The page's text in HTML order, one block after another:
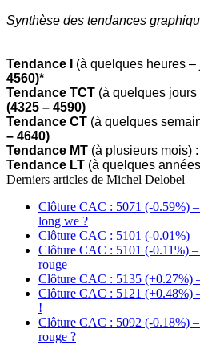
Synthèse des tendances
Tendance I (à quelques heures –
4560)*
Tendance TCT (à quelques jours
(4325 – 4590)
Tendance CT (à quelques
– 4640)
Tendance MT (à plusieurs mois) :
Tendance LT (à quelques
Derniers articles de Michel Delobel
Clôture CAC : 5071 (-0.59%) –
long we ?
Clôture CAC : 5101 (-0.01%)
Clôture CAC : 5101 (-0.11%)
rouge
Clôture CAC : 5135 (+0.27%)
Clôture CAC : 5121 (+0.48%)
!
Clôture CAC : 5092 (-0.18%) –
rouge ?